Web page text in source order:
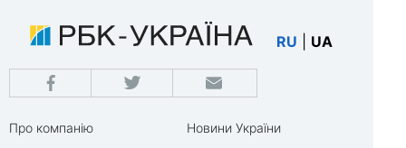
RU UA
Про компанію
Новини України